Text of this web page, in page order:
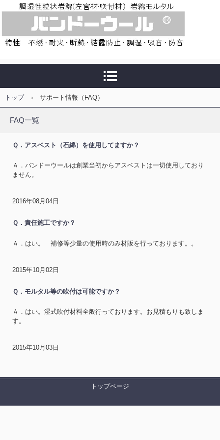
トップ › サポート情報（FAQ）
FAQ一覧
Ｑ．アスベスト（石綿）を使用してますか？
Ａ．バンドーウールは創業当初からアスベストは一切使用しており
ません。
2016年08月04日
Ｑ．責任施工ですか？
Ａ．はい。 補修等少量の使用時のみ材販を行っております。。
2015年10月02日
Ｑ．モルタル等の吹付は可能ですか？
Ａ．はい。湿式吹付材料全般行っております。お見積もりも致しま
す。
2015年10月03日
トップページ